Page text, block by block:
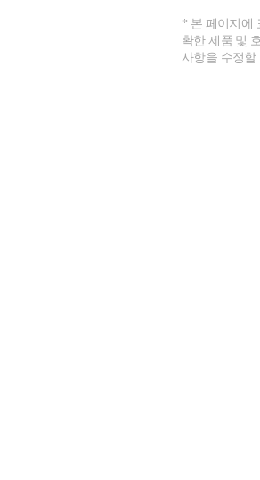
* 본 페이지에
확한 제품 및
사항을 수정